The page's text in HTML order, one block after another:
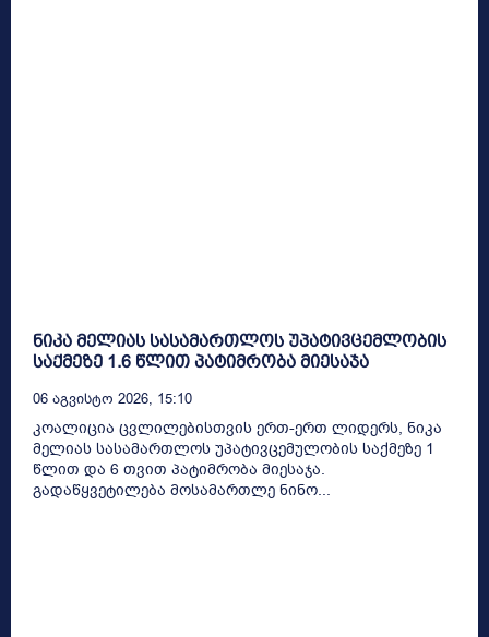
ნიკა მელიას სასამართლოს უპატივცემლობის
საქმეზე 1.6 წლით პატიმრობა მიესაჯა
06 Აგვისტო 2026, 15:10
კოალიცია ცვლილებისთვის ერთ-ერთ ლიდერს, ნიკა
მელიას სასამართლოს უპატივცემულობის საქმეზე 1
წლით და 6 თვით პატიმრობა მიესაჯა.
გადაწყვეტილება მოსამართლე ნინო...